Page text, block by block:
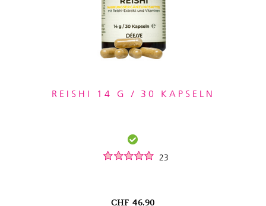
REISHI 14 G / 30 KAPSELN
23
CHF 46.90